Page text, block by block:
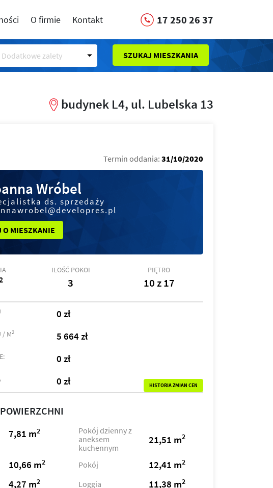
O firmie Kontakt 17 250 26 37
Dodatkowe zalety SZUKAJ MIESZKANIA
budynek L4, ul. Lubelska 13
Termin oddania: 31/10/2020
Wróbel
ds. sprzedaży
O MIESZKANIE
ILOŚĆ POKOI
3
PIĘTRO
10 z 17
0 zł
/ M2 5 664 zł
0 zł
0 zł HISTORIA ZMIAN CEN
7,81 m2
Pokój dzienny z
aneksem
kuchennym
21,51 m2
10,66 m2 Pokój 12,41 m2
4,27 m2 Loggia 11,38 m2